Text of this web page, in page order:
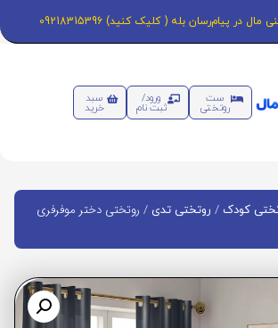
مال در پیام‌رسان بله ( کلیک کنید) 09218315396
ست
روتختی
ورود/
ثبت نام
سبد
خرید
کودک / روتختی تدی / روتختی دختر موفرفری